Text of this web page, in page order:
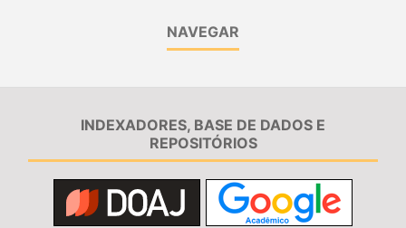
NAVEGAR
INDEXADORES, BASE DE DADOS E
REPOSITÓRIOS